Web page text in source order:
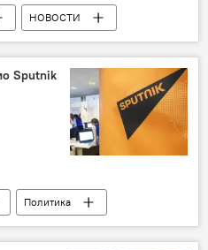
НОВОСТИ
Всемирный банк
Sputnik
Политика
Радио